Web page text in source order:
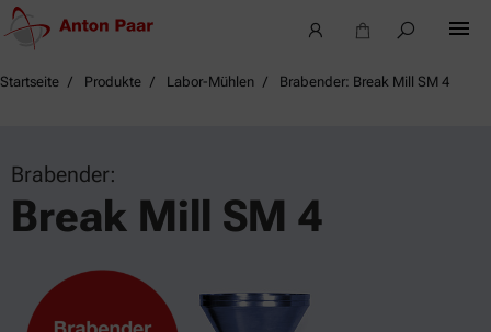
Startseite Produkte Labor-Mühlen Brabender: Break Mill SM 4
Brabender:
Break Mill SM 4